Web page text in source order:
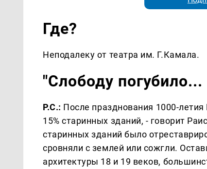
Где?
Неподалеку от театра им. Г.Камала.
"Слободу
Р.С.: После празднования 1000-
15% старинных зданий, - говорит
старинных зданий было
сровняли с землей или сожгли.
архитектуры 18 и 19 веков,